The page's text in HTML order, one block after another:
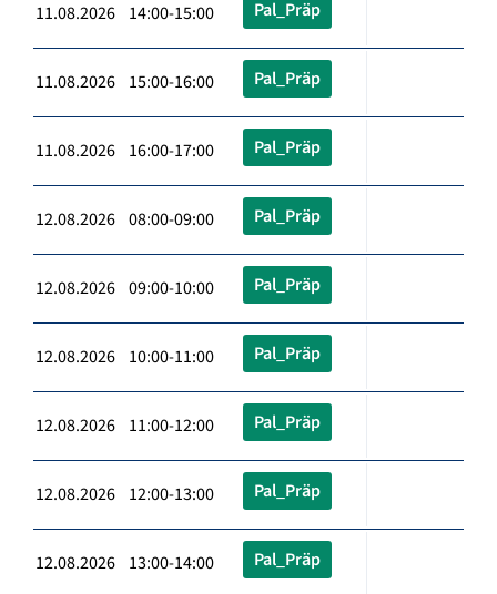
11.08.2026 14:00-15:00 Pal_Präp
11.08.2026 15:00-16:00 Pal_Präp
11.08.2026 16:00-17:00 Pal_Präp
12.08.2026 08:00-09:00 Pal_Präp
12.08.2026 09:00-10:00 Pal_Präp
12.08.2026 10:00-11:00 Pal_Präp
12.08.2026 11:00-12:00 Pal_Präp
12.08.2026 12:00-13:00 Pal_Präp
12.08.2026 13:00-14:00 Pal_Präp